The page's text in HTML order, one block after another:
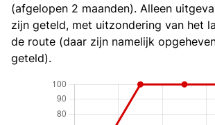
(afgelopen 2 maanden). Alleen
zijn geteld, met uitzondering van het
de route (daar zijn namelijk
geteld).